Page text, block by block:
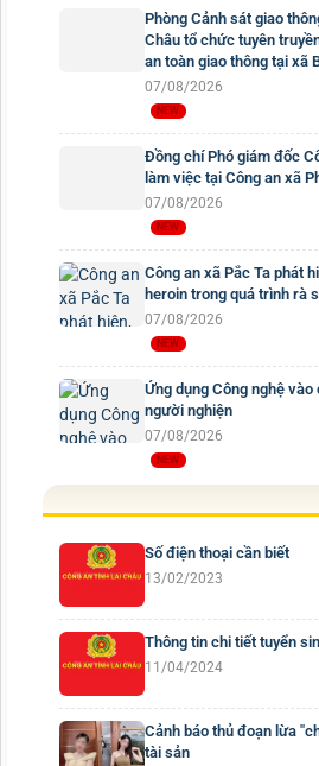
Phòng Cảnh sát giao
Châu tổ chức tuyên
an toàn giao thông tại xã
07/08/2026
Đồng chí Phó giám đốc
làm việc tại Công an xã
07/08/2026
Công an xã Pắc Ta phát
heroin trong quá trình rà
07/08/2026
Ứng dụng Công nghệ
người nghiện
07/08/2026
Số điện thoại cần biết
13/02/2023
Thông tin chi tiết tuyển
11/04/2024
Cảnh báo thủ đoạn lừa
tài sản